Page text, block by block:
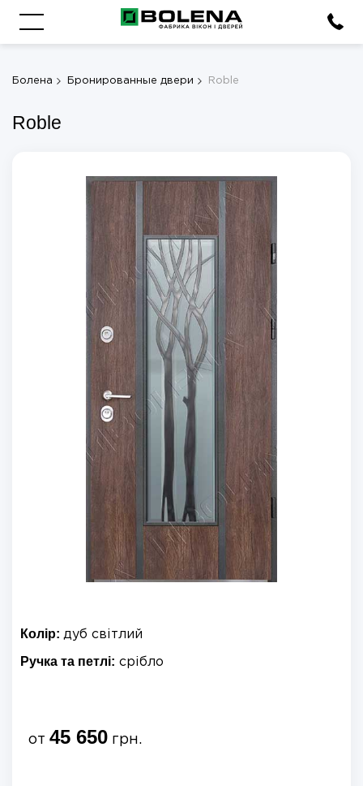
Болена Бронированные двери Roble
Roble
Колір: дуб світлий
Ручка та петлі: срібло
от 45 650 грн.